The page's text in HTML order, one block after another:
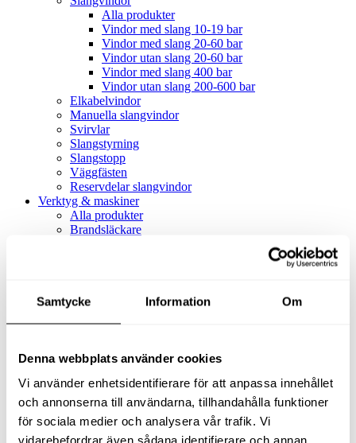
Samtycke Information Om
Denna webbplats använder cookies
Vi använder enhetsidentifierare för att anpassa innehållet
och annonserna till användarna, tillhandahålla funktioner
för sociala medier och analysera vår trafik. Vi
vidarebefordrar även sådana identifierare och annan
Alla produkter
Vindor med slang 10-19 bar
Vindor med slang 20-60 bar
Vindor utan slang 20-60 bar
Vindor med slang 400 bar
Vindor utan slang 200-600 bar
Elkabelvindor
Manuella slangvindor
Svirvlar
Slangstyrning
Slangstopp
Väggfästen
Reservdelar slangvindor
Verktyg & maskiner
Alla produkter
Brandsläckare
Alla produkter
Slangfäste
Textil- & Våtdammsugare
Tillbehör Textil- & våtdammsugare
Adaptrar
Dammsugare